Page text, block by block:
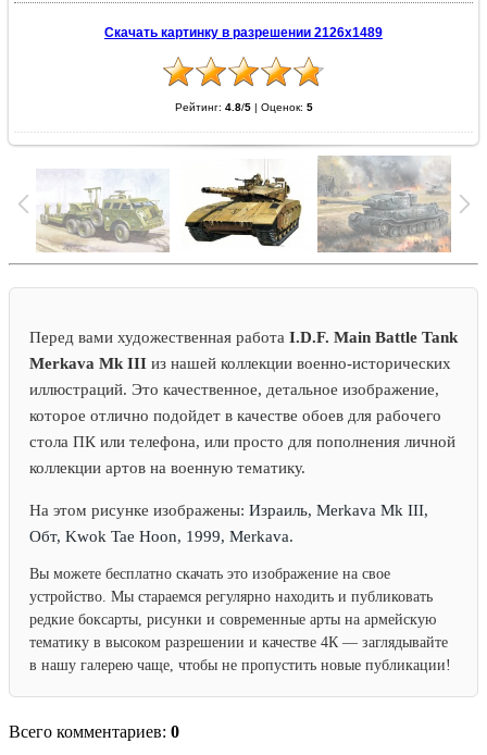
Скачать картинку в разрешении 2126x1489
Рейтинг: 4.8/5| Оценок: 5
Перед вами художественная работа I.D.F. Main Battle Tank
Merkava Mk III из нашей коллекции военно-исторических
иллюстраций. Это качественное, детальное изображение,
которое отлично подойдет в качестве обоев для рабочего
стола ПК или телефона, или просто для пополнения личной
коллекции артов на военную тематику.
На этом рисунке изображены: Израиль, Merkava Mk III,
Обт, Kwok Tae Hoon, 1999, Merkava.
Вы можете бесплатно скачать это изображение на свое
устройство. Мы стараемся регулярно находить и публиковать
редкие боксарты, рисунки и современные арты на армейскую
тематику в высоком разрешении и качестве 4К — заглядывайте
в нашу галерею чаще, чтобы не пропустить новые публикации!
Всего комментариев: 0